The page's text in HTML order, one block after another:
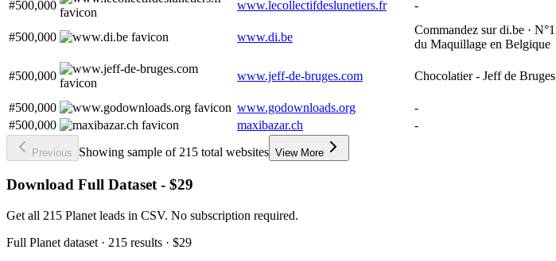
#500,000 www.lecollectifdeslunetiers.fr -
#500,000 www.di.be
Commandez sur di.be · N°1
du Maquillage en Belgique
#500,000 www.jeff-de-bruges.com Chocolatier - Jeff de Bruges
#500,000 www.godownloads.org -
#500,000
maxibazar.ch -
Previous Showing sample of 215 total websites View More
Download Full Dataset - $29
Get all 215 Planet leads in CSV. No subscription required.
Full Planet dataset · 215 results · $29